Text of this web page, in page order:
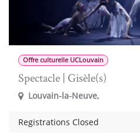
Offre culturelle UCLouvain
Spectacle | Gisèle(s)
Louvain-la-Neuve,
Registrations Closed